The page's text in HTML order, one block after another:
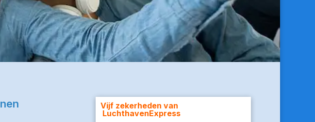
Vijf zekerheden van
LuchthavenExpress